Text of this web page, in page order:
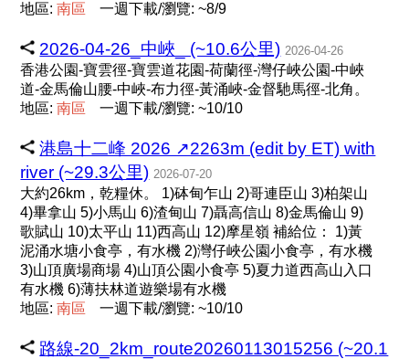
地區:南區 一週下載/瀏覽: ~8/9
2026-04-26_中峽_ (~10.6公里) 2026-04-26
香港公園-寶雲徑-寶雲道花園-荷蘭徑-灣仔峽公園-中峽
道-金馬倫山腰-中峽-布力徑-黃涌峽-金督馳馬徑-北角。
地區:南區 一週下載/瀏覽: ~10/10
港島十二峰 2026 ↗️2263m (edit by ET) with
river (~29.3公里) 2026-07-20
大約26km，乾糧休。 1)砵甸乍山 2)哥連臣山 3)柏架山
4)畢拿山 5)小馬山 6)渣甸山 7)聶高信山 8)金馬倫山 9)
歌賦山 10)太平山 11)西高山 12)摩星嶺 補給位： 1)黃
泥涌水塘小食亭，有水機 2)灣仔峽公園小食亭，有水機
3)山頂廣場商場 4)山頂公園小食亭 5)夏力道西高山入口
有水機 6)薄扶林道遊樂場有水機
地區:南區 一週下載/瀏覽: ~10/10
路線-20_2km_route20260113015256 (~20.1